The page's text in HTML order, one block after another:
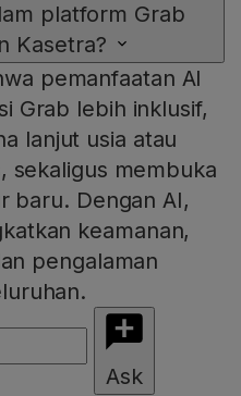
platform Grab
Kasetra?
pemanfaatan AI
Grab lebih inklusif,
lanjut usia atau
sekaligus membuka
baru. Dengan AI,
keamanan,
pengalaman
Ask